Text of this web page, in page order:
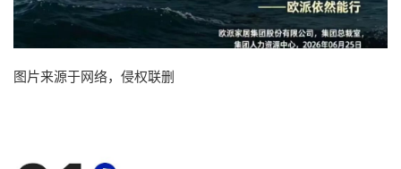
图片来源于网络，侵权联删